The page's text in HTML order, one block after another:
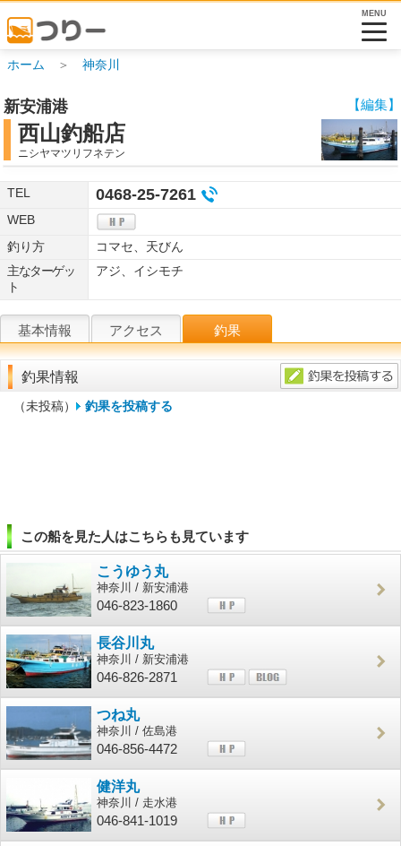
MENU
ホーム ＞ 神奈川
【編集】
新安浦港
西山釣船店
ニシヤマツリフネテン
TEL 0468-25-7261
WEB
釣り方
コマセ、天びん
主なターゲッ
ト
アジ、イシモチ
基本情報 アクセス 釣果
釣果情報
（未投稿） 釣果を投稿する
この船を見た人はこちらも見ています
こうゆう丸
神奈川 / 新安浦港
046-823-1860
長谷川丸
神奈川 / 新安浦港
046-826-2871
つね丸
神奈川 / 佐島港
046-856-4472
健洋丸
神奈川 / 走水港
046-841-1019